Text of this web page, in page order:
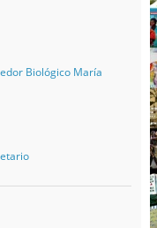
Biológico María